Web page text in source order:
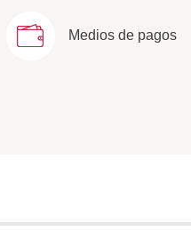
Medios de pagos